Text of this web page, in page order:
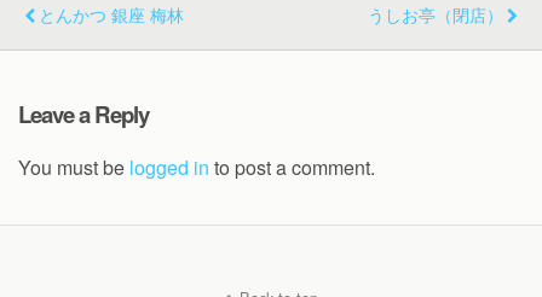
とんかつ 銀座 梅林 うしお亭（閉店）
Leave a Reply
You must be logged in to post a comment.